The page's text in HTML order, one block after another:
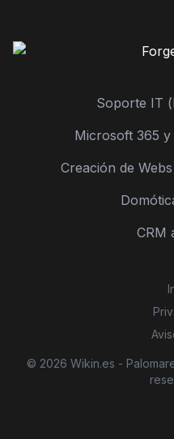
Soporte IT
Microsoft 365
Creación de
CRM
© 2026 Wikin.es -